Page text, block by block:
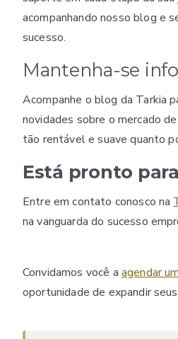
acompanhando nosso blog e
sucesso.
Mantenha-se
Acompanhe o blog da Tarkia
novidades sobre o mercado
tão rentável e suave quanto
Está pronto
Entre em contato conosco na
na vanguarda do sucesso
Convidamos você a agendar
oportunidade de expandir